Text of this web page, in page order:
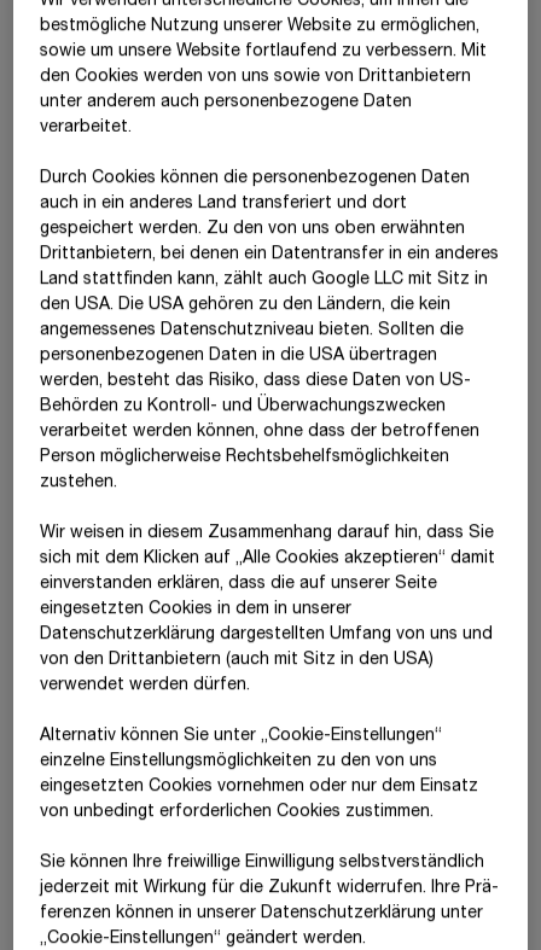
oder dem jeweiligen Schadensrisiko ist bisher nicht erfolgt.
Durch unsere Bautätigkeiten kann es zu negativen
Auswirkungen auf Gesundheit und Wohlbefinden der
Bevölkerung kommen. Zu den negativen Auswirkungen auf
Anrainer:innen, betroffene indigene Völker und Gemeinden
gehören:
Beeinträchtigung der natürlichen Lebensgrundlagen,
darunter Boden, Luft und Wasser: Baubedingte
Veränderungen von ursprünglichen Infrastrukturen bergen
potenziell negative Auswirkungen, die die
Nahrungsmittelproduktion sowie die Verfügbarkeit von
sauberem Trinkwasser und sanitären Anlagen gefährden
können, insbesondere für Anrainer:innen.
Landnutzungskonflikte: Insbesondere im Hinblick auf
indigene Völker sind deren sozio-kulturelle Praktiken oft
mit bestimmten Landgebieten verbunden. Eine
Veränderung oder Umnutzung dieser Gebiete kann zu
Auswirkungen auf das kulturelle und immaterielle Erbe
Im Falle von Zwangsräumungen und Landnutzungskonflikten,
insbesondere wenn indigene Völker betroffen sind, kann es zu
potenziellen Reputationsrisiken und Umsatzeinbußen kommen.
Diese Risiken wurden für das Jahr 2025 jedoch nicht als
wesentlich bewertet.
Baudienstleistungen als Mehrwert für
Gemeinschaften
Mehrwert für lokale Gemeinschaften geschaffen werden. Dazu
zählt auch der Ausbau von Verkehrswegen und Tunneln, die
Schaffung von Wohnraum, öffentlichen Gebäuden, Plätzen
und barrierefreie Bauprojekte, welche das soziale Miteinander
best­mögliche Nutzung unserer Website zu ermöglichen,
sowie um unsere Website fortlaufend zu verbessern. Mit
den Cookies werden von uns sowie von Drittanbietern
unter anderem auch personenbezogene Daten
verarbeitet.
Durch Cookies können die personenbezogenen Daten
auch in ein anderes Land transferiert und dort
gespeichert werden. Zu den von uns oben erwähnten
Drittanbietern, bei denen ein Datentransfer in ein anderes
Land stattfinden kann, zählt auch Google LLC mit Sitz in
den USA. Die USA gehören zu den Ländern, die kein
angemessenes Datenschutzniveau bieten. Sollten die
personenbezogenen Daten in die USA übertragen
werden, besteht das Risiko, dass diese Daten von US-
Behörden zu Kontroll- und Überwachungszwecken
verarbeitet werden können, ohne dass der betroffenen
Person möglicherweise Rechtsbehelfsmöglichkeiten
zustehen.
Wir weisen in diesem Zusammenhang darauf hin, dass Sie
sich mit dem Klicken auf „Alle Cookies akzeptieren“ damit
ein­ver­standen erklären, dass die auf unserer Seite
eingesetzten Cookies in dem in unserer
Datenschutzerklärung dargestellten Umfang von uns und
von den Drittanbietern (auch mit Sitz in den USA)
verwendet werden dürfen.
Alternativ können Sie unter „Cookie-Einstellungen“
einzelne Einstellungsmöglichkeiten zu den von uns
eingesetzten Cookies vornehmen oder nur dem Einsatz
von unbedingt erforderlichen Cookies zustimmen.
Sie können Ihre freiwillige Einwilligung selbstverständlich
jederzeit mit Wirkung für die Zukunft widerrufen. Ihre Prä­
fe­renzen können in unserer Datenschutzerklärung unter
„Cookie-Einstellungen“ geändert werden.